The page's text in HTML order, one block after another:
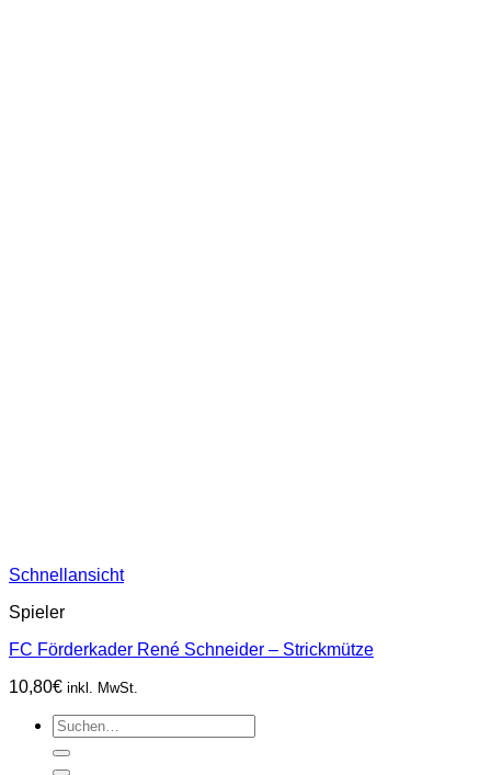
Schnellansicht
Spieler
FC Förderkader René Schneider – Strickmütze
10,80€ inkl. MwSt.
Suchen
nach: